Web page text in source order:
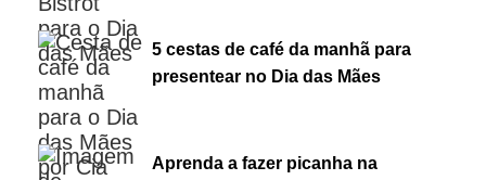
5 cestas de café da manhã para
presentear no Dia das Mães
Aprenda a fazer picanha na